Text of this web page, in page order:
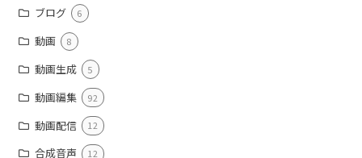
ブログ 6
動画 8
動画生成 5
動画編集 92
動画配信 12
合成音声 12